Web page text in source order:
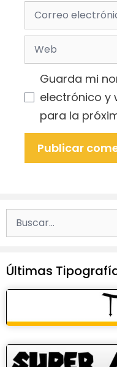
Correo
electrónico
Web
Guarda mi
electrónico y
para la
Últimas